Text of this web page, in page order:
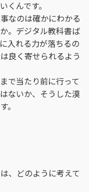
くんです。
なのは確かにわかる
。デジタル教科書ば
入れる力が落ちるの
良く寄せられるよう
で当たり前に行って
ないか、そうした漠
。
、どのように考えて